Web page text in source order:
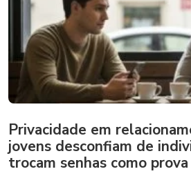
Privacidade em
jovens desconfiam de
trocam senhas como